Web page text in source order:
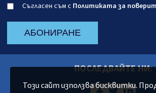
Съгласен съм с Политиката за
АБОНИРАНЕ
ПОСЛЕДВАЙТЕ НИ:
Този сайт използва бисквитки.